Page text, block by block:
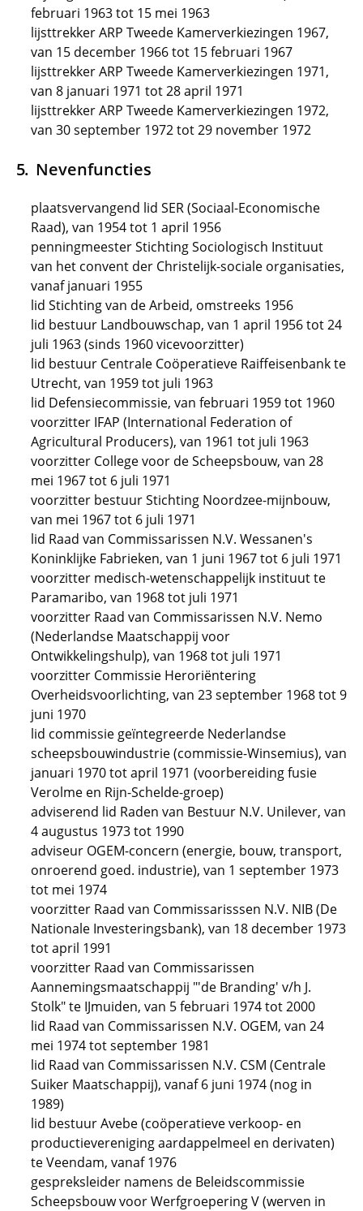
februari 1963 tot 15 mei 1963
lijsttrekker ARP Tweede Kamerverkiezingen 1967,
van 15 december 1966 tot 15 februari 1967
lijsttrekker ARP Tweede Kamerverkiezingen 1971,
van 8 januari 1971 tot 28 april 1971
lijsttrekker ARP Tweede Kamerverkiezingen 1972,
van 30 september 1972 tot 29 november 1972
Nevenfuncties
plaatsvervangend lid SER (Sociaal-Economische
Raad), van 1954 tot 1 april 1956
penningmeester Stichting Sociologisch Instituut
van het convent der Christelijk-sociale organisaties,
vanaf januari 1955
lid Stichting van de Arbeid, omstreeks 1956
lid bestuur Landbouwschap, van 1 april 1956 tot 24
juli 1963 (sinds 1960 vicevoorzitter)
lid bestuur Centrale Coöperatieve Raiffeisenbank te
Utrecht, van 1959 tot juli 1963
lid Defensiecommissie, van februari 1959 tot 1960
voorzitter IFAP (International Federation of
Agricultural Producers), van 1961 tot juli 1963
voorzitter College voor de Scheepsbouw, van 28
mei 1967 tot 6 juli 1971
voorzitter bestuur Stichting Noordzee-mijnbouw,
van mei 1967 tot 6 juli 1971
lid Raad van Commissarissen N.V. Wessanen's
Koninklijke Fabrieken, van 1 juni 1967 tot 6 juli 1971
voorzitter medisch-wetenschappelijk instituut te
Paramaribo, van 1968 tot juli 1971
voorzitter Raad van Commissarissen N.V. Nemo
(Nederlandse Maatschappij voor
Ontwikkelingshulp), van 1968 tot juli 1971
voorzitter Commissie Heroriëntering
Overheidsvoorlichting, van 23 september 1968 tot 9
juni 1970
lid commissie geïntegreerde Nederlandse
scheepsbouwindustrie (commissie-Winsemius), van
januari 1970 tot april 1971 (voorbereiding fusie
Verolme en Rijn-Schelde-groep)
adviserend lid Raden van Bestuur N.V. Unilever, van
4 augustus 1973 tot 1990
adviseur OGEM-concern (energie, bouw, transport,
onroerend goed. industrie), van 1 september 1973
tot mei 1974
voorzitter Raad van Commissarisssen N.V. NIB (De
Nationale Investeringsbank), van 18 december 1973
tot april 1991
voorzitter Raad van Commissarissen
Aannemingsmaatschappij "'de Branding' v/h J.
Stolk" te IJmuiden, van 5 februari 1974 tot 2000
lid Raad van Commissarissen N.V. OGEM, van 24
mei 1974 tot september 1981
lid Raad van Commissarissen N.V. CSM (Centrale
Suiker Maatschappij), vanaf 6 juni 1974 (nog in
1989)
lid bestuur Avebe (coöperatieve verkoop- en
productievereniging aardappelmeel en derivaten)
te Veendam, vanaf 1976
gespreksleider namens de Beleidscommissie
Scheepsbouw voor Werfgroepering V (werven in